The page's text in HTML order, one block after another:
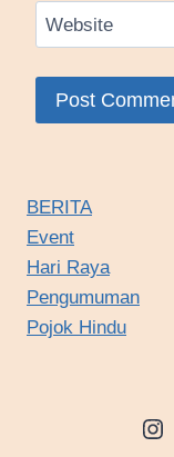
Website
BERITA
Event
Hari Raya
Pengumuman
Pojok Hindu